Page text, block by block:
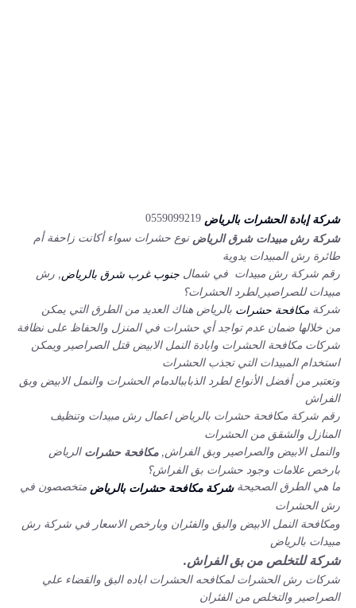
شركة ‏إبادة الحشرات بالرياض
شركة رش مبيدات شرق الرياض نوع حشرات سواء أكانت زاحفة أم
طائرة رش المبيدات يدوية
رقم شركة رش مبيدات في شمال جنوب غرب شرق بالرياض , رش
مبيدات للصراصير,لطرد الحشرات؟
شركة مكافحة حشرات بالرياض هناك العديد من الطرق التي يمكن
من خلالها ضمان عدم تواجد أي حشرات في المنزل والحفاظ على نظافة
شركات مكافحة الحشرات وابادة النمل الابيض قتل الصراصير ويمكن
استخدام المبيدات التي تجذب الحشرات
وتعتبر من أفضل الأنواع لطرد الذباببالدمام الحشرات والنمل الابيض وبق
الفراش
رقم شركة مكافحة حشرات بالرياض اعمال رش مبيدات وتنظيف
المنازل والشقق من الحشرات
والنمل الابيض والصراصير وبق الفراش,مكافحة حشرات الرياض
بارخص علامات وجود حشرات بق الفراش؟
ما هي الطرق الصحيحةشركة مكافحة حشرات بالرياض متخصصون في
رش الحشرات
ومكافحة النمل الابيض والبق والفئران وبارخص الاسعار في شركة رش
مبيدات بالرياض
شركة للتخلص من بق الفراش.
شركات رش الحشرات لمكافحه الحشرات اباده البق والقضاء علي
الصراصير والتخلص من الفئران